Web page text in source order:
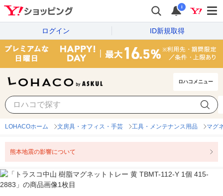
i
ログイン ID新規取得
ロハコメニュー
LOHACOホーム 文房具・オフィス・手芸 工具・メンテナンス用品 マグ
熊本地震の影響について